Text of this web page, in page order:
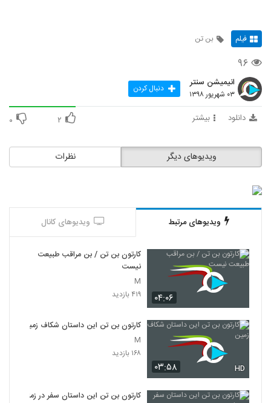
فیلم بن تن
۹۶
انیمیشن سنتر
۰۳ شهریور ۱۳۹۸ دنبال کردن
دانلود بیشتر ۲ ۰
نظرات ویدیوهای دیگر
ویدیوهای مرتبط ویدیوهای کانال
۰۴:۰۶
کارتون بن تن / بن مراقب طبیعت
نیست
M
۴۱۹ بازدید
۰۳:۵۸ HD
کارتون بن تن این داستان شکاف زمین
M
۱۶۸ بازدید
کارتون بن تن این داستان سفر در زمان